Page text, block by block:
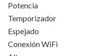
Potencia
Temporizador
Espejado
Conexión WiFi